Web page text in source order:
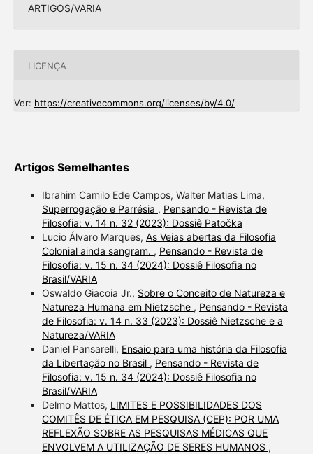
ARTIGOS/VARIA
LICENÇA
Ver: https://creativecommons.org/licenses/by/4.0/
Artigos Semelhantes
Ibrahim Camilo Ede Campos, Walter Matias Lima,
Superrogação e Parrésia , Pensando - Revista de
Filosofia: v. 14 n. 32 (2023): Dossiê Patočka
Lucio Álvaro Marques, As Veias abertas da Filosofia
Colonial ainda sangram. , Pensando - Revista de
Filosofia: v. 15 n. 34 (2024): Dossiê Filosofia no
Brasil/VARIA
Oswaldo Giacoia Jr., Sobre o Conceito de Natureza e
Natureza Humana em Nietzsche , Pensando - Revista
de Filosofia: v. 14 n. 33 (2023): Dossiê Nietzsche e a
Natureza/VARIA
Daniel Pansarelli, Ensaio para uma história da Filosofia
da Libertação no Brasil , Pensando - Revista de
Filosofia: v. 15 n. 34 (2024): Dossiê Filosofia no
Brasil/VARIA
Delmo Mattos, LIMITES E POSSIBILIDADES DOS
COMITÊS DE ÉTICA EM PESQUISA (CEP): POR UMA
REFLEXÃO SOBRE AS PESQUISAS MÉDICAS QUE
ENVOLVEM A UTILIZAÇÃO DE SERES HUMANOS ,